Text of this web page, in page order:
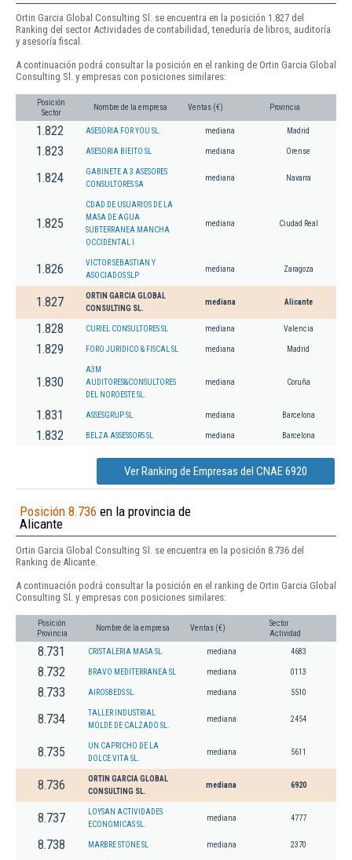
Ortin Garcia Global Consulting Sl. se encuentra en la posición 1.827 del
Ranking del sector Actividades de contabilidad, teneduría de libros, auditoría
y asesoría fiscal.
A continuación podrá consultar la posición en el ranking de Ortin Garcia Global
Consulting Sl. y empresas con posiciones similares:
Posición
Sector
Nombre de la empresa Ventas (€) Provincia
1.822 ASESORIA FOR YOU SL. mediana Madrid
1.823 ASESORIA BIEITO SL mediana Orense
1.824
GABINETE A 3 ASESORES
CONSULTORES SA
mediana Navarra
1.825
CDAD DE USUARIOS DE LA
MASA DE AGUA
SUBTERRANEA MANCHA
OCCIDENTAL I
mediana Ciudad Real
1.826
VICTOR SEBASTIAN Y
ASOCIADOS SLP
mediana Zaragoza
1.827
ORTIN GARCIA GLOBAL
CONSULTING SL.
mediana Alicante
1.828 CURIEL CONSULTORES SL mediana Valencia
1.829 FORO JURIDICO & FISCAL SL mediana Madrid
1.830
A3M
AUDITORES&CONSULTORES
DEL NOROESTE SL.
mediana Coruña
1.831 ASSESGRUP SL. mediana Barcelona
1.832 BELZA ASSESSORS SL mediana Barcelona
Ver Ranking de Empresas del CNAE 6920
Posición 8.736 en la provincia de
Alicante
Ortin Garcia Global Consulting Sl. se encuentra en la posición 8.736 del
Ranking de Alicante.
A continuación podrá consultar la posición en el ranking de Ortin Garcia Global
Consulting Sl. y empresas con posiciones similares:
Posición
Provincia
Nombre de la empresa Ventas (€)
Sector
Actividad
8.731 CRISTALERIA MASA SL mediana 4683
8.732 BRAVO MEDITERRANEA SL mediana 0113
8.733 AIROSBEDS SL. mediana 5510
8.734
TALLER INDUSTRIAL
MOLDE DE CALZADO SL.
mediana 2454
8.735
UN CAPRICHO DE LA
DOLCE VITA SL.
mediana 5611
8.736
ORTIN GARCIA GLOBAL
CONSULTING SL.
mediana 6920
8.737
LOYSAN ACTIVIDADES
ECONOMICAS SL.
mediana 4777
8.738 MARBRE STONE SL mediana 2370